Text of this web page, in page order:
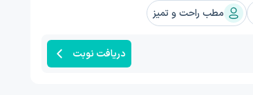
مطب راحت و تمیز
دریافت نوبت